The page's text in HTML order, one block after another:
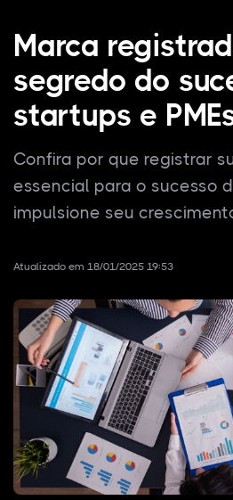
Marca
segredo do
startups e
Confira por que registrar
essencial para o sucesso
impulsione seu
Atualizado em 18/01/2025 19:53